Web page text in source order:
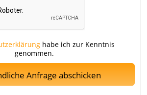
habe ich zur Kenntnis
genommen.
Anfrage abschicken